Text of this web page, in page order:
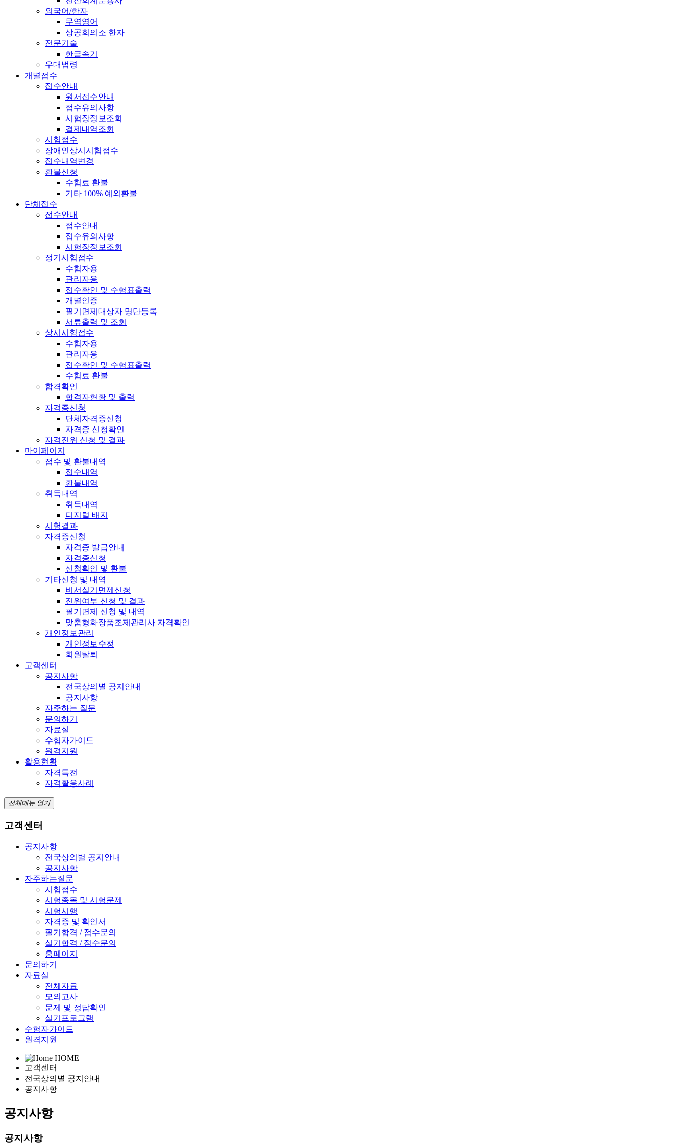
외국어/한자
무역영어
상공회의소 한자
전문기술
한글속기
우대법령
개별접수
접수안내
원서접수안내
접수유의사항
시험장정보조회
결제내역조회
시험접수
장애인상시시험접수
접수내역변경
환불신청
수험료 환불
기타 100% 예외환불
단체접수
접수안내
접수안내
접수유의사항
시험장정보조회
정기시험접수
수험자용
관리자용
접수확인 및 수험표출력
개별인증
필기면제대상자 명단등록
서류출력 및 조회
상시시험접수
수험자용
관리자용
접수확인 및 수험표출력
수험료 환불
합격확인
합격자현황 및 출력
자격증신청
단체자격증신청
자격증 신청확인
자격진위 신청 및 결과
마이페이지
접수 및 환불내역
접수내역
환불내역
취득내역
취득내역
디지털 배지
시험결과
자격증신청
자격증 발급안내
자격증신청
신청확인 및 환불
기타신청 및 내역
비서실기면제신청
진위여부 신청 및 결과
필기면제 신청 및 내역
맞춤형화장품조제관리사 자격확인
개인정보관리
개인정보수정
회원탈퇴
고객센터
공지사항
전국상의별 공지안내
공지사항
자주하는 질문
문의하기
자료실
수험자가이드
원격지원
활용현황
자격특전
자격활용사례
전체메뉴 열기
고객센터
공지사항
전국상의별 공지안내
공지사항
자주하는질문
시험접수
시험종목 및 시험문제
시험시행
자격증 및 확인서
필기합격 / 점수문의
실기합격 / 점수문의
홈페이지
문의하기
자료실
전체자료
모의고사
문제 및 정답확인
실기프로그램
수험자가이드
원격지원
HOME
고객센터
전국상의별 공지안내
공지사항
공지사항
공지사항